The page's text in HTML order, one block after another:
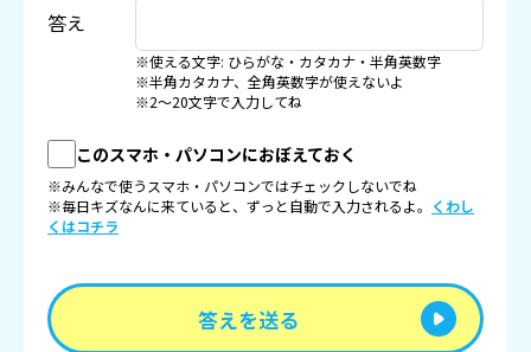
答え
※使える文字: ひらがな・カタカナ・半角英数字
※半角カタカナ、全角英数字が使えないよ
※2〜20文字で入力してね
このスマホ・パソコンにおぼえておく
※みんなで使うスマホ・パソコンではチェックしないでね
※毎日キズなんに来ていると、ずっと自動で入力されるよ。 くわし
くはコチラ
答えを送る